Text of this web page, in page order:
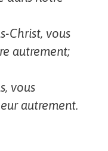
Christ, vous
autrement;
vous
autrement.